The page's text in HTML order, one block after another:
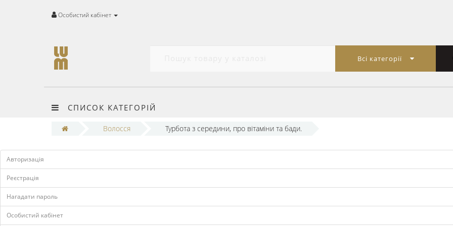
Особистий кабінет
Всі категорії
СПИСОК КАТЕГОРІЙ
Волосся Турбота з середини, про вітаміни та бади.
Авторизація
Реєстрація
Нагадати пароль
Особистий кабінет